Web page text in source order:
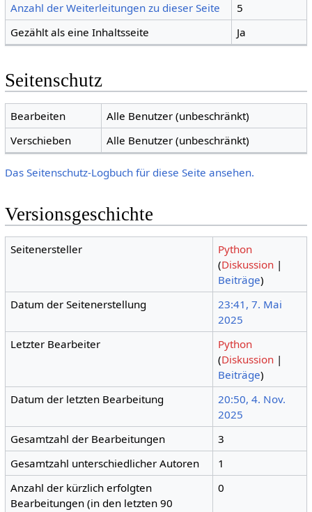
Anzahl der Weiterleitungen zu dieser Seite
5
Gezählt als eine Inhaltsseite
Ja
Seitenschutz
Bearbeiten
Alle Benutzer (unbeschränkt)
Verschieben
Alle Benutzer (unbeschränkt)
Das Seitenschutz-Logbuch für diese Seite ansehen.
Versionsgeschichte
Seitenersteller
Python
(Diskussion |
Beiträge)
Datum der Seitenerstellung
23:41, 7. Mai
2025
Letzter Bearbeiter
Python
(Diskussion |
Beiträge)
Datum der letzten Bearbeitung
20:50, 4. Nov.
2025
Gesamtzahl der Bearbeitungen
3
Gesamtzahl unterschiedlicher Autoren
1
Anzahl der kürzlich erfolgten
Bearbeitungen (in den letzten 90
0